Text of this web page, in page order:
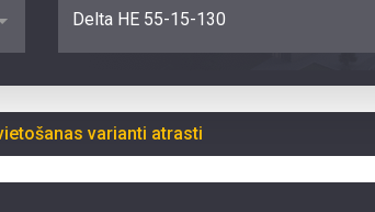
Delta HE 55-15-130
varianti atrasti